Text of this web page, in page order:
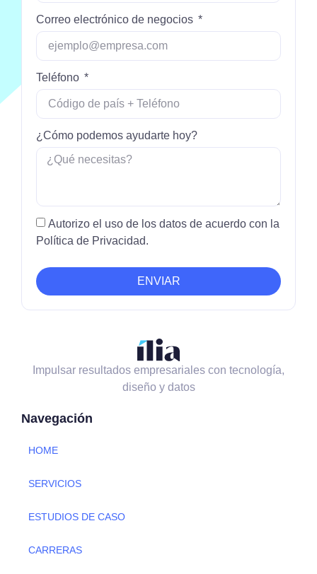
Correo electrónico de negocios
Teléfono
¿Cómo podemos ayudarte hoy?
Autorizo ​​el uso de los datos de acuerdo con la
Política de Privacidad.
ENVIAR
Impulsar resultados empresariales con tecnología,
diseño y datos
Navegación
HOME
SERVICIOS
ESTUDIOS DE CASO
CARRERAS